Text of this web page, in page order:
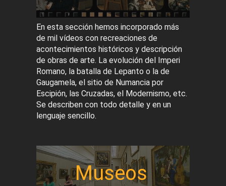
En esta sección hemos incorporado más
de mil vídeos con recreaciones de
acontecimientos históricos y descripción
de obras de arte. La evolución del Imperi
Romano, la batalla de Lepanto o la de
Gaugamela, el sitio de Numancia por
Escipión, las Cruzadas, el Modernismo, etc.
Se describen con todo detalle y en un
lenguaje sencillo.
Museos